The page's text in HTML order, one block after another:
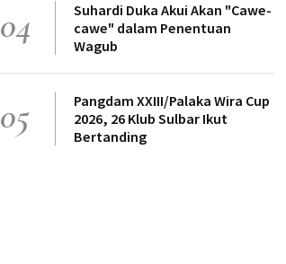
04
Suhardi Duka Akui Akan "Cawe-
cawe" dalam Penentuan
Wagub
05
Pangdam XXIII/Palaka Wira Cup
2026, 26 Klub Sulbar Ikut
Bertanding